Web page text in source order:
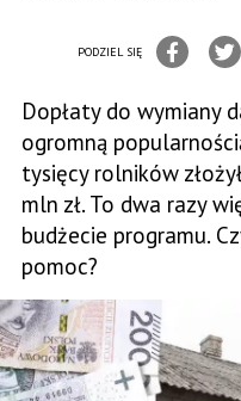
PODZIEL SIĘ
Dopłaty do wymiany
ogromną
tysięcy rolników
mln zł. To dwa razy
budżecie programu.
pomoc?